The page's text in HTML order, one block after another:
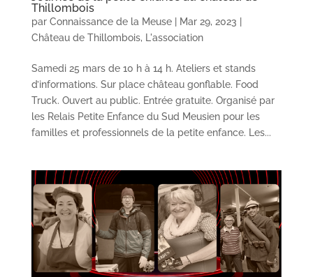
Thillombois
par Connaissance de la Meuse| Mar 29, 2023
Château de Thillombois, L'association
Samedi 25 mars de 10 h à 14 h. Ateliers et stands
d’informations. Sur place château gonflable. Food
Truck. Ouvert au public. Entrée gratuite. Organisé par
les Relais Petite Enfance du Sud Meusien pour les
familles et professionnels de la petite enfance. Les...